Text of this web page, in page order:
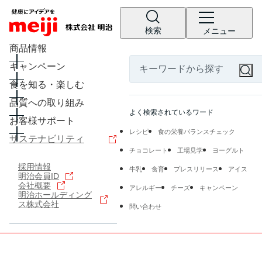
検索 メニュー
商品情報
キャンペーン
食を知る・楽しむ
品質への取り組み
お客様サポート
サステナビリティ
採用情報
明治会員ID
会社概要
明治ホールディング
ス株式会社
よく検索されているワード
レシピ 食の栄養バランスチェック
チョコレート 工場見学 ヨーグルト
牛乳 食育 プレスリリース アイス
アレルギー チーズ キャンペーン
問い合わせ